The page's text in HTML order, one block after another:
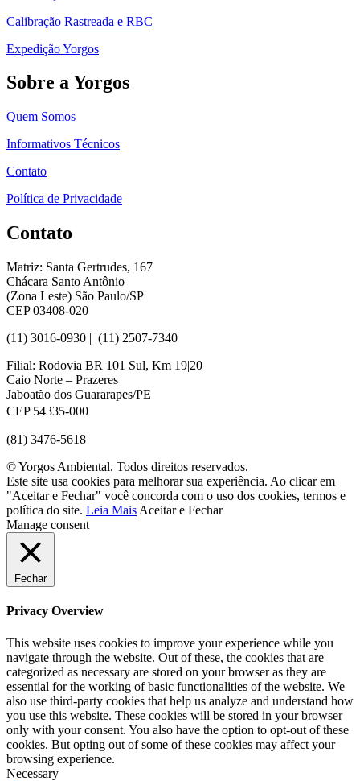
Calibração Rastreada e RBC
Expedição Yorgos
Sobre a Yorgos
Quem Somos
Informativos Técnicos
Contato
Política de Privacidade
Contato
Matriz: Santa Gertrudes, 167
Chácara Santo Antônio
(Zona Leste) São Paulo/SP
CEP 03408-020
(11) 3016-0930​ | (11) 2507-7340
Filial: Rodovia BR 101 Sul, Km 19|20
Caio Norte – Prazeres
Jaboatão dos Guararapes/PE
CEP 54335-000
(81) 3476-5618
© Yorgos Ambiental. Todos direitos reservados.
Este site usa cookies para melhorar sua experiência. Ao clicar em
"Aceitar e Fechar" você concorda com o uso dos cookies, termos e
política do site. Leia Mais Aceitar e Fechar
Manage consent
Fechar
Privacy Overview
This website uses cookies to improve your experience while you
navigate through the website. Out of these, the cookies that are
categorized as necessary are stored on your browser as they are
essential for the working of basic functionalities of the website. We
also use third-party cookies that help us analyze and understand how
you use this website. These cookies will be stored in your browser
only with your consent. You also have the option to opt-out of these
cookies. But opting out of some of these cookies may affect your
browsing experience.
Necessary